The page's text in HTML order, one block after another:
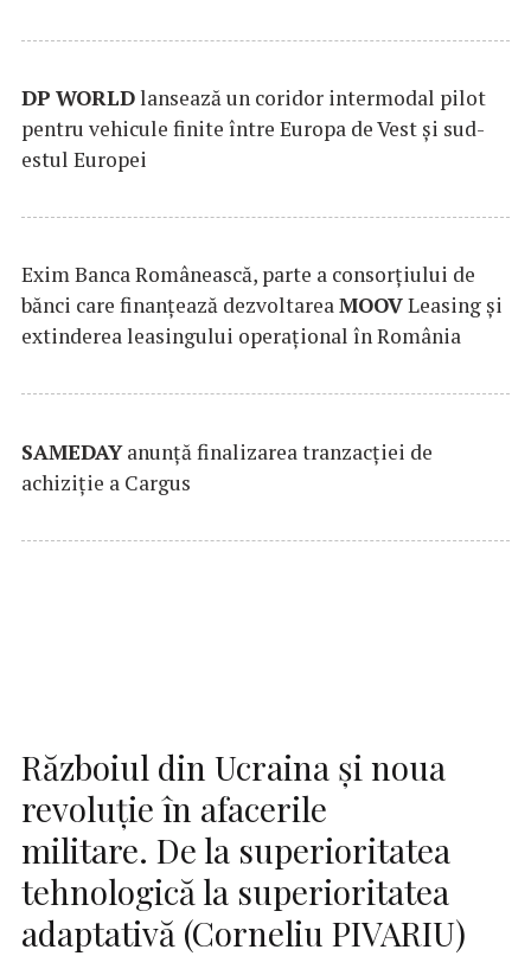
DP WORLDlansează un coridor intermodal pilot
pentru vehicule finite între Europa de Vest și sud-
estul Europei
Exim Banca Românească, parte a consorțiului de
bănci care finanțează dezvoltareaMOOVLeasing și
extinderea leasingului operațional în România
SAMEDAYanunță finalizarea tranzacției de
achiziție a Cargus
Războiul din Ucraina și noua
revoluție în afacerile
militare. De la superioritatea
tehnologică la superioritatea
adaptativă (Corneliu PIVARIU)